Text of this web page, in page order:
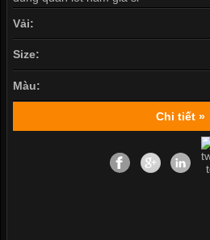
Vải:
Size:
Màu:
Chi tiết »